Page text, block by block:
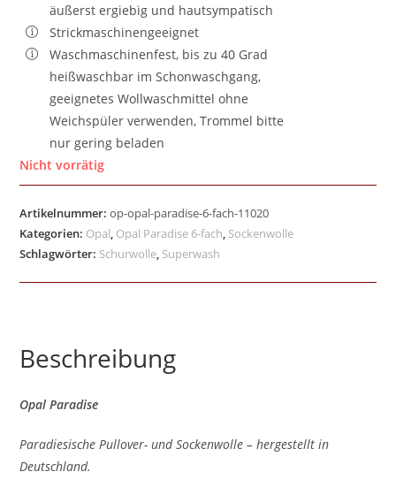
äußerst ergiebig und hautsympatisch
Strickmaschinengeeignet
Waschmaschinenfest, bis zu 40 Grad
heißwaschbar im Schonwaschgang,
geeignetes Wollwaschmittel ohne
Weichspüler verwenden, Trommel bitte
nur gering beladen
Nicht vorrätig
Artikelnummer:op-opal-paradise-6-fach-11020
Kategorien: Opal, Opal Paradise 6-fach, Sockenwolle
Schlagwörter: Schurwolle, Superwash
Beschreibung
Opal Paradise
Paradiesische Pullover- und Sockenwolle – hergestellt in
Deutschland.